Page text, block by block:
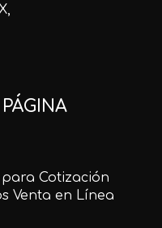
Cotización
Venta en Línea